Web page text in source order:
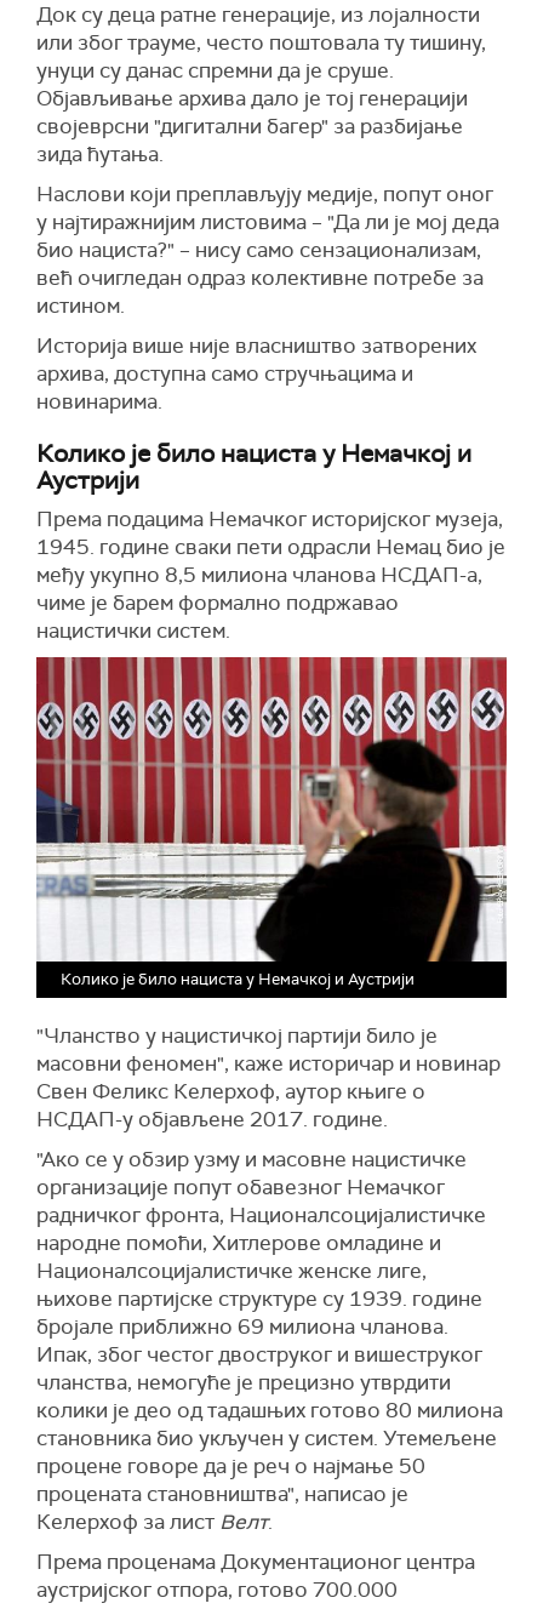
Док су деца ратне генерације, из лојалности
или због трауме, често поштовала ту тишину,
унуци су данас спремни да је сруше.
Објављивање архива дало је тој генерацији
својеврсни "дигитални багер" за разбијање
зида ћутања.
Наслови који преплављују медије, попут оног
у најтиражнијим листовима – "Да ли је мој деда
био нациста?" – нису само сензационализам,
већ очигледан одраз колективне потребе за
истином.
Историја више није власништво затворених
архива, доступна само стручњацима и
новинарима.
Колико је било нациста у Немачкој и
Аустрији
Према подацима Немачког историјског музеја,
1945. године сваки пети одрасли Немац био је
међу укупно 8,5 милиона чланова НСДАП-а,
чиме је барем формално подржавао
нацистички систем.
Колико је било нациста у Немачкој и Аустрији
"Чланство у нацистичкој партији било је
масовни феномен", каже историчар и новинар
Свен Феликс Келерхоф, аутор књиге о
НСДАП-у објављене 2017. године.
"Ако се у обзир узму и масовне нацистичке
организације попут обавезног Немачког
радничког фронта, Националсоцијалистичке
народне помоћи, Хитлерове омладине и
Националсоцијалистичке женске лиге,
њихове партијске структуре су 1939. године
бројале приближно 69 милиона чланова.
Ипак, због честог двоструког и вишеструког
чланства, немогуће је прецизно утврдити
колики је део од тадашњих готово 80 милиона
становника био укључен у систем. Утемељене
процене говоре да је реч о најмање 50
процената становништва", написао је
Келерхоф за лист Велт.
Према проценама Документационог центра
аустријског отпора, готово 700.000